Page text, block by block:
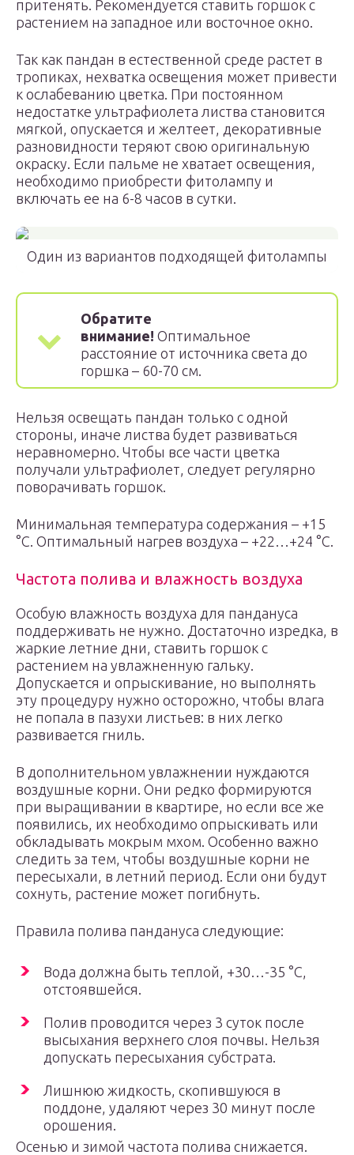
притенять. Рекомендуется ставить горшок с
растением на западное или восточное окно.
Так как пандан в естественной среде растет в
тропиках, нехватка освещения может привести
к ослабеванию цветка. При постоянном
недостатке ультрафиолета листва становится
мягкой, опускается и желтеет, декоративные
разновидности теряют свою оригинальную
окраску. Если пальме не хватает освещения,
необходимо приобрести фитолампу и
включать ее на 6-8 часов в сутки.
Один из вариантов подходящей фитолампы
Обратите
внимание! Оптимальное
расстояние от источника света до
горшка – 60-70 см.
Нельзя освещать пандан только с одной
стороны, иначе листва будет развиваться
неравномерно. Чтобы все части цветка
получали ультрафиолет, следует регулярно
поворачивать горшок.
Минимальная температура содержания – +15
°С. Оптимальный нагрев воздуха – +22…+24 °С.
Частота полива и влажность воздуха
Особую влажность воздуха для пандануса
поддерживать не нужно. Достаточно изредка, в
жаркие летние дни, ставить горшок с
растением на увлажненную гальку.
Допускается и опрыскивание, но выполнять
эту процедуру нужно осторожно, чтобы влага
не попала в пазухи листьев: в них легко
развивается гниль.
В дополнительном увлажнении нуждаются
воздушные корни. Они редко формируются
при выращивании в квартире, но если все же
появились, их необходимо опрыскивать или
обкладывать мокрым мхом. Особенно важно
следить за тем, чтобы воздушные корни не
пересыхали, в летний период. Если они будут
сохнуть, растение может погибнуть.
Правила полива пандануса следующие:
Вода должна быть теплой, +30…-35 °C,
отстоявшейся.
Полив проводится через 3 суток после
высыхания верхнего слоя почвы. Нельзя
допускать пересыхания субстрата.
Лишнюю жидкость, скопившуюся в
поддоне, удаляют через 30 минут после
орошения.
Осенью и зимой частота полива снижается.